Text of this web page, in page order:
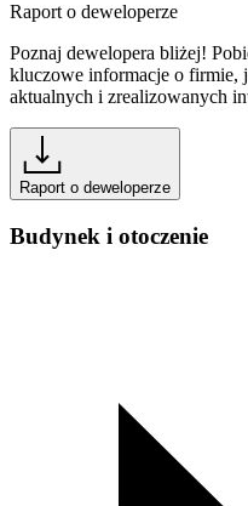
Raport o deweloperze
Poznaj dewelopera bliżej!
kluczowe informacje o firmie,
aktualnych i zrealizowanych
Raport o deweloperze
Budynek i otoczenie